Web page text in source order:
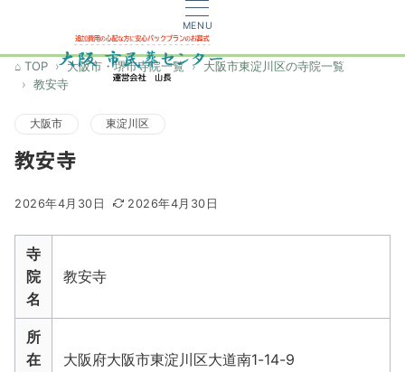
MENU
TOP 大阪市・堺市寺院一覧
大阪市東淀川区の寺院一覧
教安寺
大阪市 東淀川区
教安寺
2026年4月30日 2026年4月30日
寺
院
名
教安寺
所
在
大阪府大阪市東淀川区大道南1-14-9